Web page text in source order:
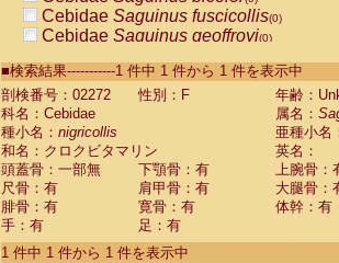
Cebidae Saguinus fuscicollis(0)
Cebidae Saguinus geoffroyi(0)
CebidaeSaguinus labiatus(0)
Cebidae Saguinus leucopus (0)
Cebidae
CebidaeSaguinus mystax
CebidaeSaguinus nigricollis (1)
Cebidae Saguinus oedipus
Cebidae Saguinus weddelli
Cebidae Saguinusspp.
Cebidae Aotus trivirgatus
Cebidae Cebus albifrons
■検索結果-----------1 件中 1 件から 1 件を表示中
剖検番号：02272
性別：F
年齢：
科名：Cebidae
属名：
種小名： nigricollis
亜種小名
和名：クロクビタマリン
英名：
頭蓋骨：一部無
下顎骨：有
上腕骨：
尺骨：有
肩甲骨：有
大腿骨：
腓骨：有
寛骨：有
体幹：有
手：有
足：有
1 件中 1 件から 1 件を表示中